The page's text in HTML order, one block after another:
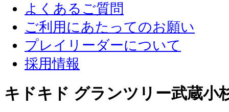
よくあるご質問
ご利用にあたってのお願い
プレイリーダーについて
採用情報
キドキド グランツリー武蔵小